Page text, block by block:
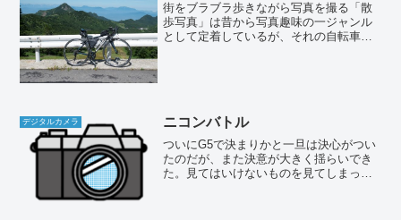
街をブラブラ歩きながら写真を撮る「散
歩写真」は昔から写真趣味の一ジャンル
として定着しているが、それの自転車版
デジタルカメラ ニコンバトル
ついにG5で決まりかと一旦は決心がつい
たのだが、また決意が大きく揺らいでき
た。見てはいけないものを見てしまった